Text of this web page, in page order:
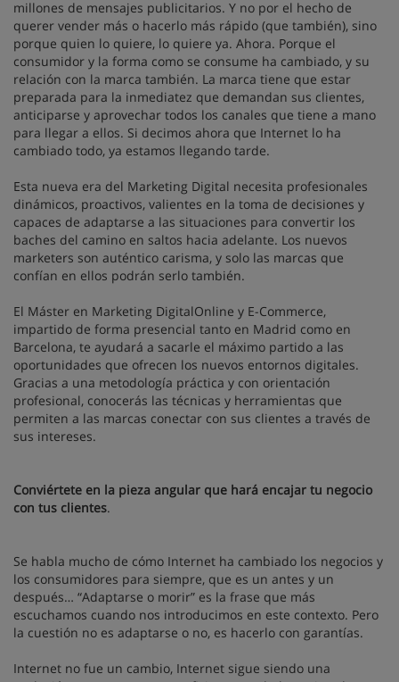
millones de mensajes publicitarios. Y no por el hecho de
querer vender más o hacerlo más rápido (que también), sino
porque quien lo quiere, lo quiere ya. Ahora. Porque el
consumidor y la forma como se consume ha cambiado, y su
relación con la marca también. La marca tiene que estar
preparada para la inmediatez que demandan sus clientes,
anticiparse y aprovechar todos los canales que tiene a mano
para llegar a ellos. Si decimos ahora que Internet lo ha
cambiado todo, ya estamos llegando tarde.
Esta nueva era del Marketing Digital necesita profesionales
dinámicos, proactivos, valientes en la toma de decisiones y
capaces de adaptarse a las situaciones para convertir los
baches del camino en saltos hacia adelante. Los nuevos
marketers son auténtico carisma, y solo las marcas que
confían en ellos podrán serlo también.
El Máster en Marketing DigitalOnline y E-Commerce,
impartido de forma presencial tanto en Madrid como en
Barcelona, te ayudará a sacarle el máximo partido a las
oportunidades que ofrecen los nuevos entornos digitales.
Gracias a una metodología práctica y con orientación
profesional, conocerás las técnicas y herramientas que
permiten a las marcas conectar con sus clientes a través de
sus intereses.
Conviértete en la pieza angular que hará encajar tu negocio
con tus clientes.
Se habla mucho de cómo Internet ha cambiado los negocios y
los consumidores para siempre, que es un antes y un
después… “Adaptarse o morir” es la frase que más
escuchamos cuando nos introducimos en este contexto. Pero
la cuestión no es adaptarse o no, es hacerlo con garantías.
Internet no fue un cambio, Internet sigue siendo una